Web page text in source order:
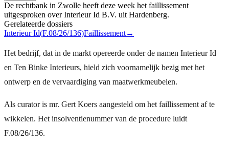
De rechtbank in Zwolle heeft deze week het faillissement
uitgesproken over Interieur Id B.V. uit Hardenberg.
Gerelateerde dossiers
Interieur Id(F.08/26/136)Faillissement→
Het bedrijf, dat in de markt opereerde onder de namen Interieur Id
en Ten Binke Interieurs, hield zich voornamelijk bezig met het
ontwerp en de vervaardiging van maatwerkmeubelen.
Als curator is mr. Gert Koers aangesteld om het faillissement af te
wikkelen. Het insolventienummer van de procedure luidt
F.08/26/136.